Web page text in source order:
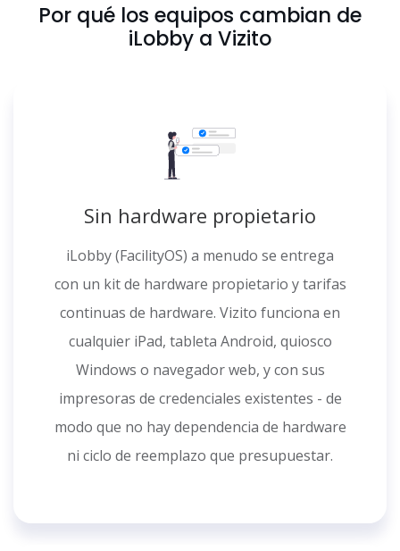
Por qué los equipos cambian de
iLobby a Vizito
Sin hardware propietario
iLobby (FacilityOS) a menudo se entrega
con un kit de hardware propietario y tarifas
continuas de hardware. Vizito funciona en
cualquier iPad, tableta Android, quiosco
Windows o navegador web, y con sus
impresoras de credenciales existentes - de
modo que no hay dependencia de hardware
ni ciclo de reemplazo que presupuestar.